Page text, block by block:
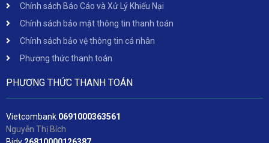
Chính sách Báo Cáo và Xử Lý Khiếu Nại
Chính sách bảo mật thông tin thanh toán
Chính sách bảo vệ thông tin cá nhân
Phương thức thanh toán
PHƯƠNG THỨC THANH TOÁN
Vietcombank 0691000363561
Nguyễn Thị Bích